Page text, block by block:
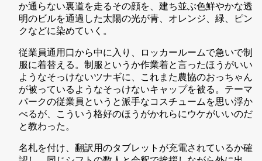
か通らない裏道を走るその顔を、建ち並ぶ色鮮やかな透
明のビルを通過した太陽の光が青、オレンジ、緑、ピン
クなどに染めていく。
従業員通用口から中に入り、ロッカールームで急いで制
服に着替える。制服というか作業着と言ったほうがいい
ようなそっけないツナギに、これまた農協のおっちゃん
が被っているようなそっけないキャップを被る。テーマ
パークの従業員というと派手なコスチュームを思い浮か
べるが、こういう格好のほうがかれらにウケがいいのだ
と教わった。
名札を付け、翻訳用のタブレットが充電されているか確